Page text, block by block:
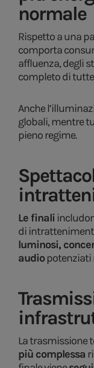
normale
Rispetto a una
comporta
affluenza, degli
completo di
Anche
globali, mentre
pieno regime.
Le finali
di
luminosi,
audiopotenziati
La trasmissione
più complessa